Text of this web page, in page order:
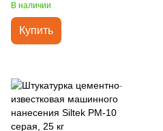
В наличии
Купить